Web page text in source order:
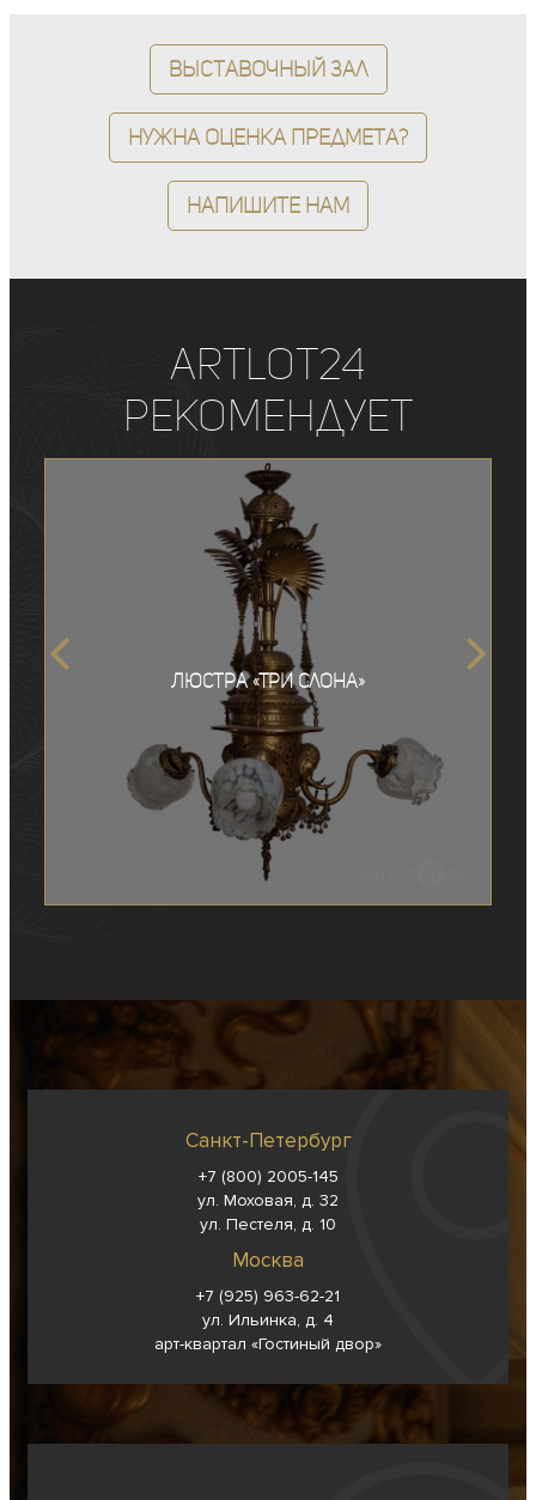
Выставочный зал
Нужна оценка предмета?
Напишите нам
ArtLot24
рекомендует
Люстра «Три слона»
Санкт-Петербург
+7 (800) 2005-145
ул. Моховая, д. 32
ул. Пестеля, д. 10
Москва
+7 (925) 963-62-21
ул. Ильинка, д. 4
арт-квартал «Гостиный двор»